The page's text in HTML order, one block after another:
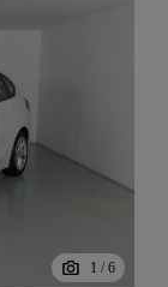
1 / 6